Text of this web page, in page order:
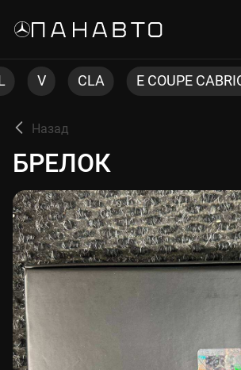
E COUPE CABRIO ML
Назад
БРЕЛОК
БРЕЛОК